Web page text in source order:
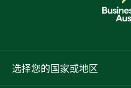
选择您的国家或地区